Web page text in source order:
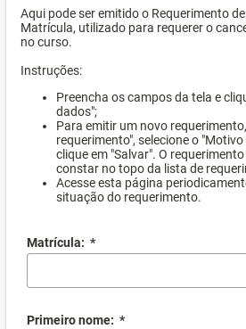
Aqui pode ser emitido o Requerimento
Matrícula, utilizado para requerer o
no curso.
Instruções:
Preencha os campos da tela e
dados";
Para emitir um novo
requerimento", selecione o
clique em "Salvar". O
constar no topo da lista de
Acesse esta página
situação do requerimento.
Matrícula: *
Primeiro nome: *